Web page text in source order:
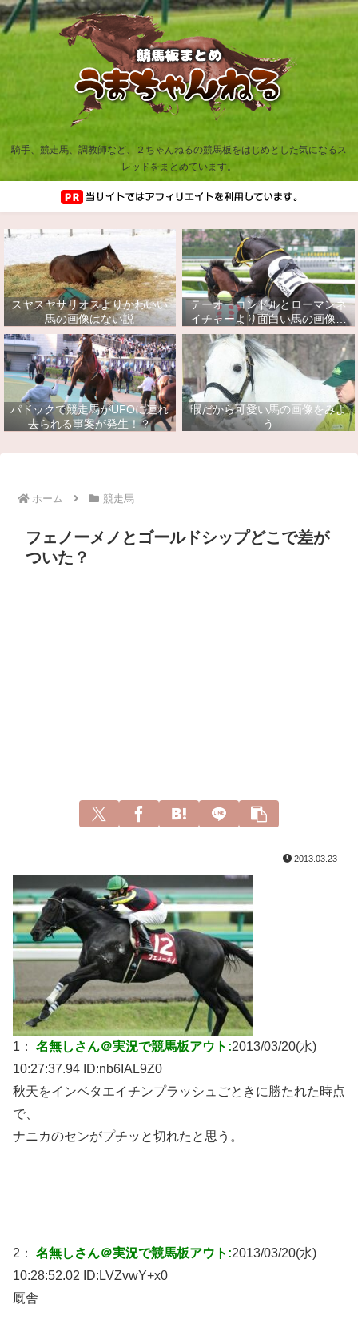
騎手、競走馬、調教師など、２ちゃんねるの競馬板をはじめとした気になるス
レッドをまとめています。
スヤスヤサリオスよりかわいい
馬の画像はない説
テーオーコンドルとローマンネ
イチャーより面白い馬の画像っ
てあるの？
パドックで競走馬がUFOに連れ
去られる事案が発生！？
暇だから可愛い馬の画像をみよ
う
ホーム 競走馬
フェノーメノとゴールドシップどこで差が
ついた？
2013.03.23
1： 名無しさん＠実況で競馬板アウト:2013/03/20(水)
10:27:37.94 ID:nb6IAL9Z0
秋天をインベタエイチンプラッシュごときに勝たれた時点
で、
ナニカのセンがプチッと切れたと思う。
2： 名無しさん＠実況で競馬板アウト:2013/03/20(水)
10:28:52.02 ID: LVZvwY+x0
厩舎